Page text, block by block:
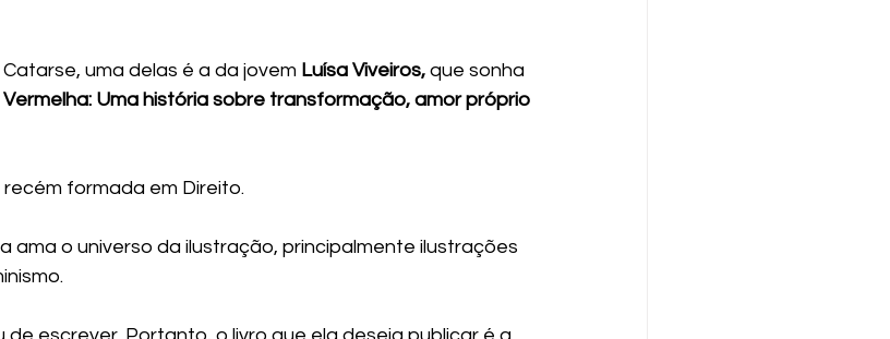
uma delas é a da jovem Luísa Viveiros, que sonha
Vermelha: Uma história sobre transformação, amor próprio
recém formada em Direito.
ama o universo da ilustração, principalmente ilustrações